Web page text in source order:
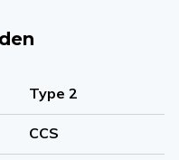
Type 2
CCS